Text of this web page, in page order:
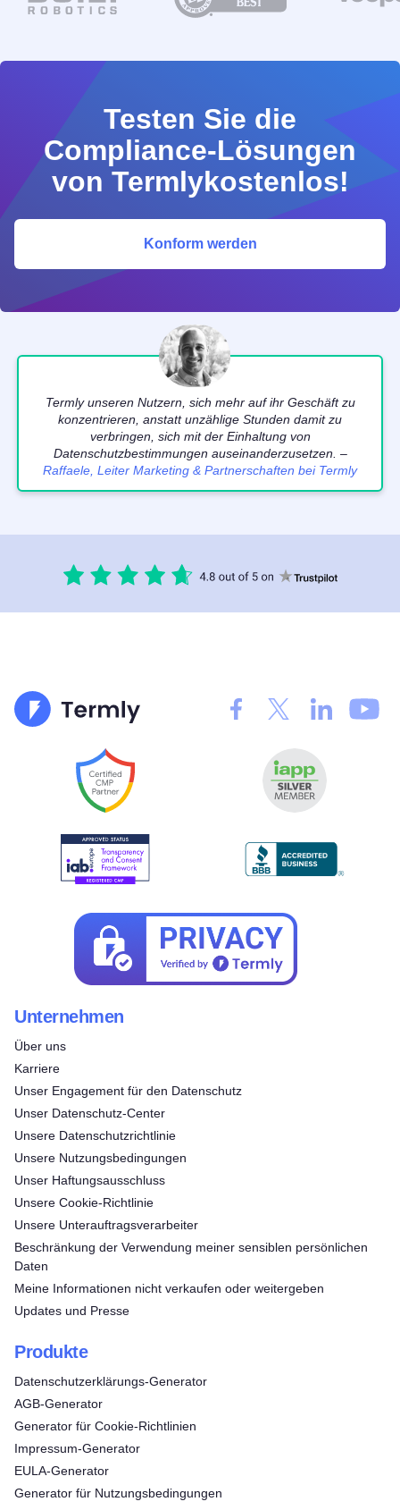
Testen Sie die
Compliance-Lösungen
von Termlykostenlos!
Konform werden
Termly unseren Nutzern, sich mehr auf ihr Geschäft zu
konzentrieren, anstatt unzählige Stunden damit zu
verbringen, sich mit der Einhaltung von
Datenschutzbestimmungen auseinanderzusetzen. –
Raffaele, Leiter Marketing & Partnerschaften bei Termly
Unternehmen
Über uns
Karriere
Unser Engagement für den Datenschutz
Unser Datenschutz-Center
Unsere Datenschutzrichtlinie
Unsere Nutzungsbedingungen
Unser Haftungsausschluss
Unsere Cookie-Richtlinie
Unsere Unterauftragsverarbeiter
Beschränkung der Verwendung meiner sensiblen persönlichen
Daten
Meine Informationen nicht verkaufen oder weitergeben
Updates und Presse
Produkte
Datenschutzerklärungs-Generator
AGB-Generator
Generator für Cookie-Richtlinien
Impressum-Generator
EULA-Generator
Generator für Nutzungsbedingungen